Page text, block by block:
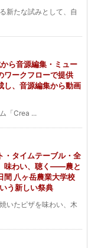
新たな試みとして、自
ら音源編集・ミュー
ワークフローで提供
し、音源編集から動画
「Crea ...
・タイムテーブル・全
味わい、聴く——農と
間 八ヶ岳農業大学校
う新しい祭典
いたピザを味わい、木